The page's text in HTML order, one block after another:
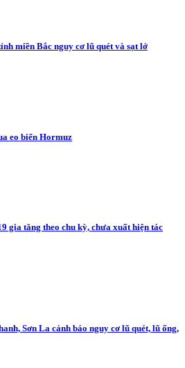
miền Bắc nguy cơ lũ quét và sạt lở
eo biển Hormuz
gia tăng theo chu kỳ, chưa xuất hiện tác
Sơn La cảnh báo nguy cơ lũ quét, lũ ống,